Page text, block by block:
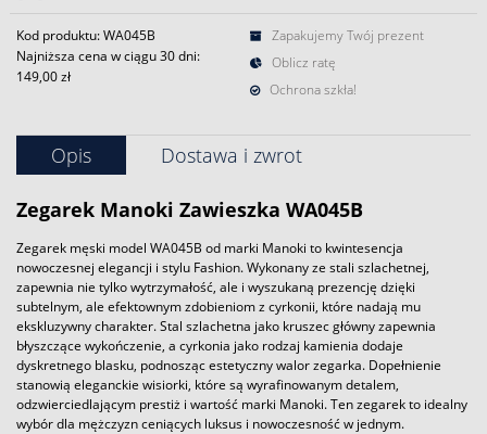
Kod produktu: WA045B
Najniższa cena w ciągu 30 dni:
149,00 zł
Zapakujemy Twój prezent
Oblicz ratę
Ochrona szkła!
Opis Dostawa i zwrot
Zegarek Manoki Zawieszka WA045B
Zegarek męski model WA045B od marki Manoki to kwintesencja
nowoczesnej elegancji i stylu Fashion. Wykonany ze stali szlachetnej,
zapewnia nie tylko wytrzymałość, ale i wyszukaną prezencję dzięki
subtelnym, ale efektownym zdobieniom z cyrkonii, które nadają mu
ekskluzywny charakter. Stal szlachetna jako kruszec główny zapewnia
błyszczące wykończenie, a cyrkonia jako rodzaj kamienia dodaje
dyskretnego blasku, podnosząc estetyczny walor zegarka. Dopełnienie
stanowią eleganckie wisiorki, które są wyrafinowanym detalem,
odzwierciedlającym prestiż i wartość marki Manoki. Ten zegarek to idealny
wybór dla mężczyzn ceniących luksus i nowoczesność w jednym.